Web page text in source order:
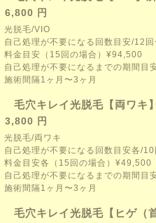
6,800 円
光脱毛/VIO
自己処理が不要になる回数目安/12
料金目安（15回の場合）¥94,500
自己処理が不要になるまでの期間目
施術間隔1ヶ月〜3ヶ月
毛穴キレイ光脱毛【両ワキ
3,800 円
光脱毛/両ワキ
自己処理が不要になる回数目安各/
料金目安各（15回の場合）¥49,500
自己処理が不要になるまでの期間目
施術間隔1ヶ月〜3ヶ月
毛穴キレイ光脱毛【ヒゲ（